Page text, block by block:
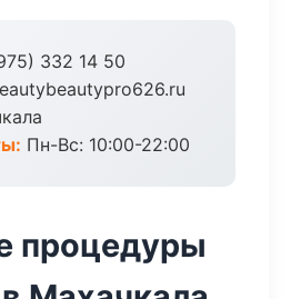
332 14 50
Пн-Вс: 10:00-22:00
процедуры